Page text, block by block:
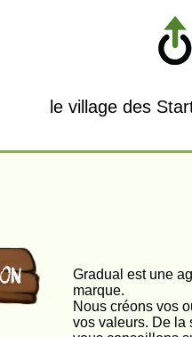
le village des
Gradual est une
marque.
Nous créons vos
vos valeurs. De la